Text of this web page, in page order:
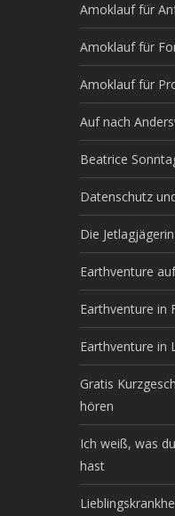
Amoklauf für
Amoklauf für
Amoklauf für
Auf nach
Beatrice
Datenschutz
Die Jetlagjägerin
Earthventure
Earthventure in
Earthventure in
Gratis
hören
Ich weiß, was
hast